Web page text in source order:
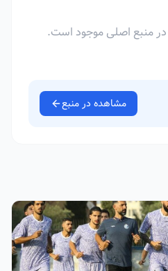
منبع اصلی موجود است.
مشاهده در منبع